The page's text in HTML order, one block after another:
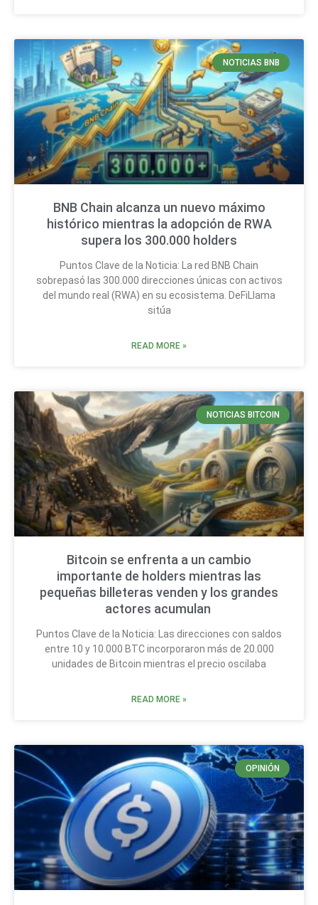
NOTICIAS BNB
BNB Chain alcanza un nuevo máximo
histórico mientras la adopción de RWA
supera los 300.000 holders
Puntos Clave de la Noticia: La red BNB Chain
sobrepasó las 300.000 direcciones únicas con activos
del mundo real (RWA) en su ecosistema. DeFiLlama
sitúa
READ MORE »
NOTICIAS BITCOIN
Bitcoin se enfrenta a un cambio
importante de holders mientras las
pequeñas billeteras venden y los grandes
actores acumulan
Puntos Clave de la Noticia: Las direcciones con saldos
entre 10 y 10.000 BTC incorporaron más de 20.000
unidades de Bitcoin mientras el precio oscilaba
READ MORE »
OPINIÓN